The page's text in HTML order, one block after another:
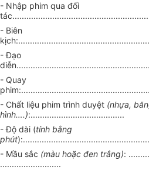
- Nhập phim qua đối
- Biên
- Đạo
- Quay
- Chất liệu phim trình duyệt (nhựa,
hình….):........................................
- Độ dài (tính bằng
phút
- Mầu sắc (màu hoặc đen trắng):
..........................